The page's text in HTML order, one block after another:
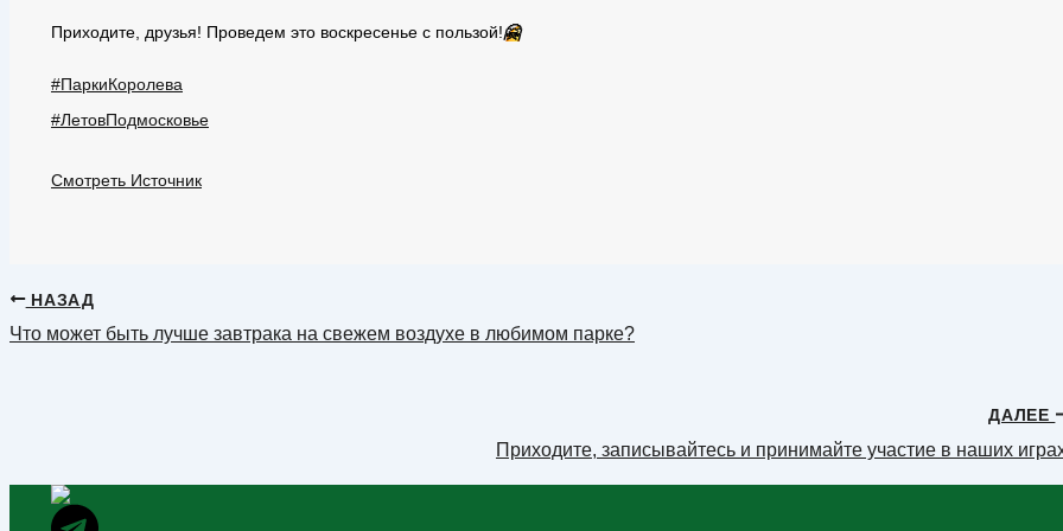
Приходите, друзья! Проведем это воскресенье с пользой!🤗
#ПаркиКоролева
#ЛетовПодмосковье
Смотреть Источник
НАЗАД
Что может быть лучше завтрака на свежем воздухе в любимом парке?
ДАЛЕЕ
Приходите, записывайтесь и принимайте участие в наших